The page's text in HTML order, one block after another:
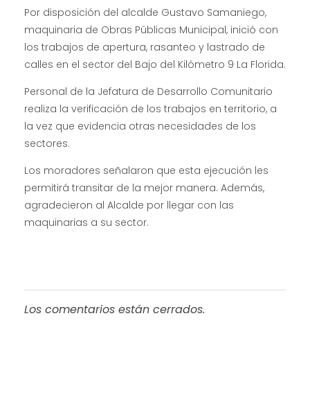
Por disposición del alcalde Gustavo Samaniego,
maquinaria de Obras Públicas Municipal, inició con
los trabajos de apertura, rasanteo y lastrado de
calles en el sector del Bajo del Kilómetro 9 La Florida.
Personal de la Jefatura de Desarrollo Comunitario
realiza la verificación de los trabajos en territorio, a
la vez que evidencia otras necesidades de los
sectores.
Los moradores señalaron que esta ejecución les
permitirá transitar de la mejor manera. Además,
agradecieron al Alcalde por llegar con las
maquinarias a su sector.
Los comentarios están cerrados.